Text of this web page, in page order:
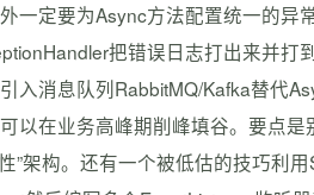
一定要为Async方法配置统一的
把错误日志打出来并
入消息队列RabbitMQ/Kafka替代
以在业务高峰期削峰填谷。要点
”架构。还有一个被低估的技巧利